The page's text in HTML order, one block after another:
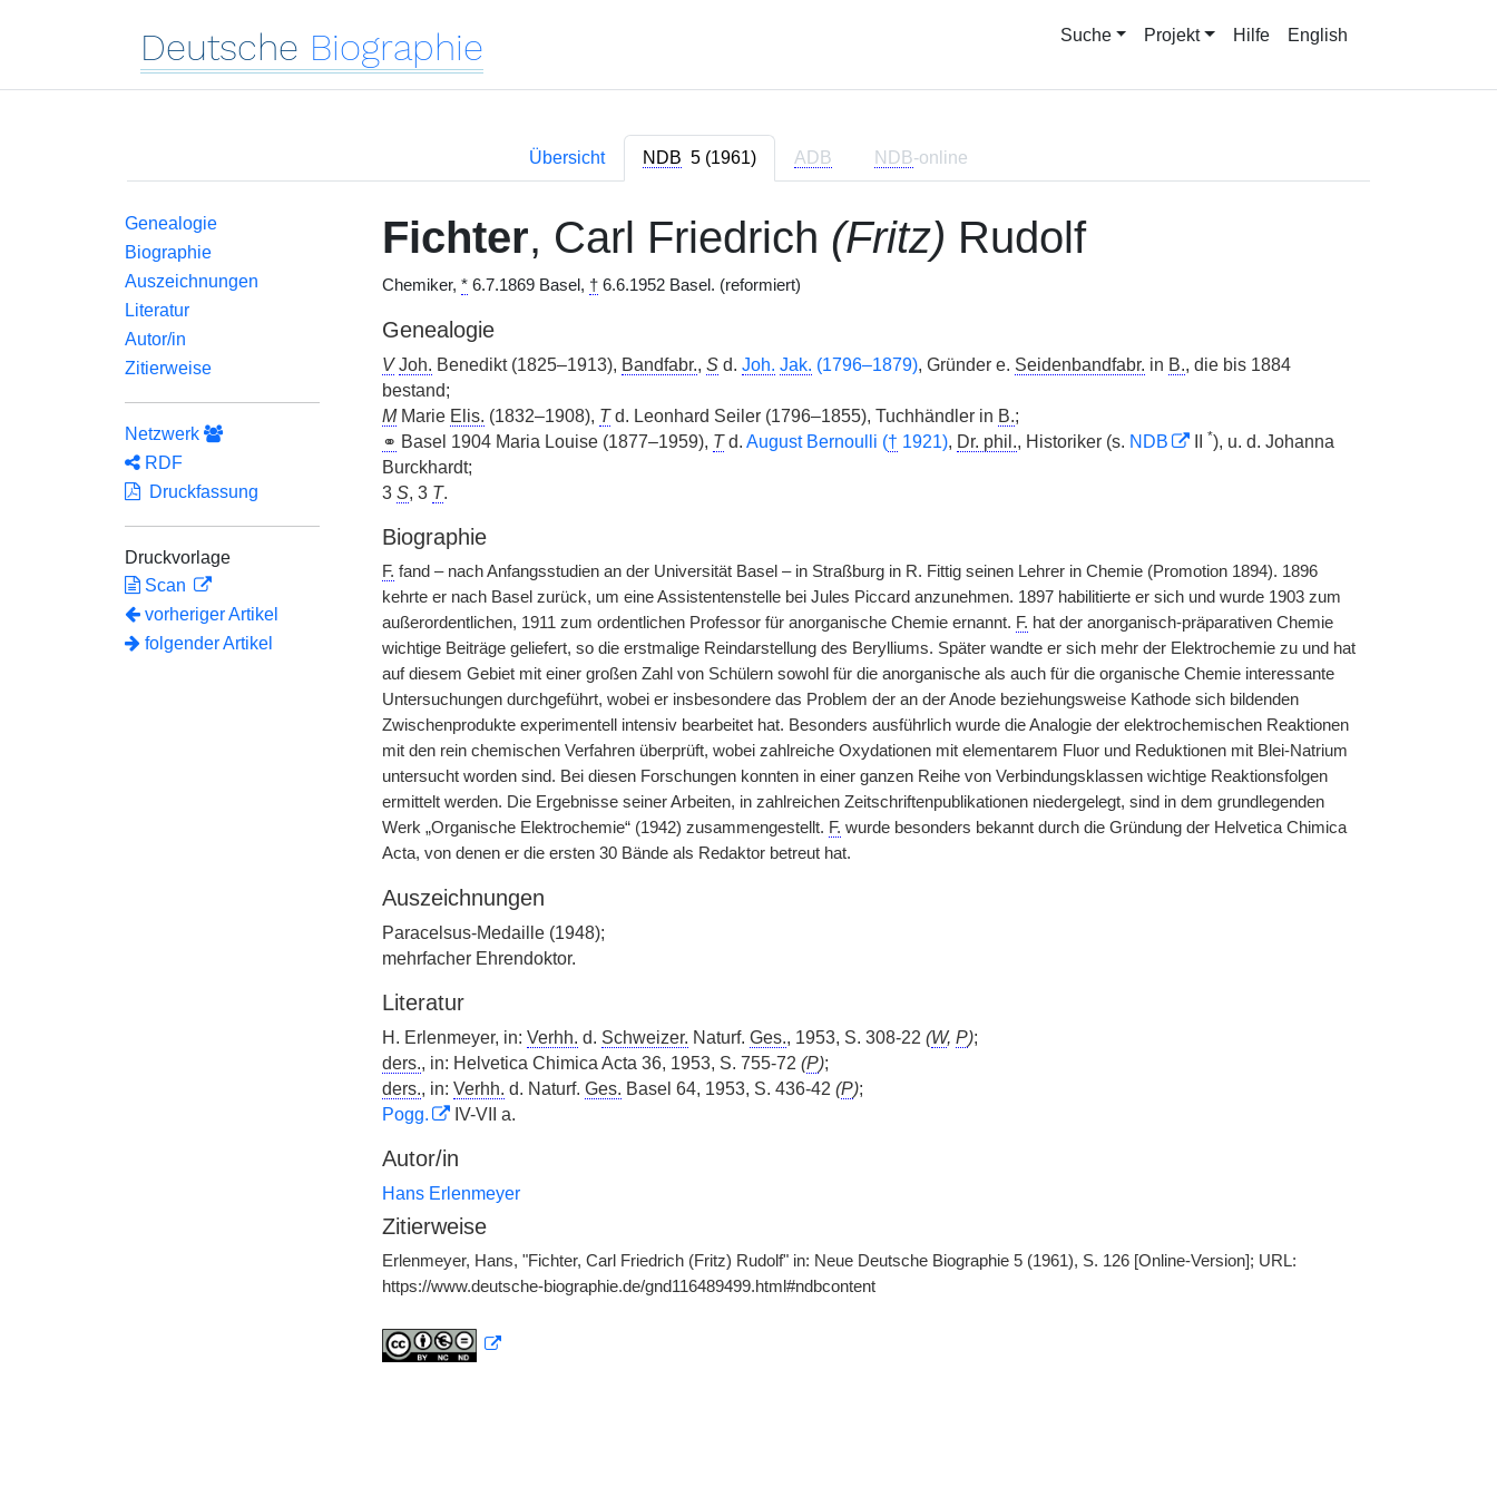
Deutsche Biographie Suche Projekt Hilfe English
Übersicht NDB 5 (1961) ADB NDB-online
Genealogie
Biographie
Auszeichnungen
Literatur
Autor/in
Zitierweise
Netzwerk
RDF
Druckfassung
Druckvorlage
Scan
vorheriger Artikel
folgender Artikel
Fichter, Carl Friedrich (Fritz) Rudolf
Chemiker, *6.7.1869 Basel, †6.6.1952 Basel. (reformiert)
Genealogie
V Joh. Benedikt (1825–1913), Bandfabr., Sd. Joh. Jak. (1796–1879), Gründer e. Seidenbandfabr. in B., die bis 1884
bestand;
MMarie Elis. (1832–1908), Td. Leonhard Seiler (1796–1855), Tuchhändler in B.;
⚭ Basel 1904 Maria Louise (1877–1959), Td. August Bernoulli († 1921), Dr. phil., Historiker (s. NDB II *), u. d. Johanna
Burckhardt;
3 S, 3 T.
Biographie
F. fand – nach Anfangsstudien an der Universität Basel – in Straßburg in R. Fittig seinen Lehrer in Chemie (Promotion 1894). 1896
kehrte er nach Basel zurück, um eine Assistentenstelle bei Jules Piccard anzunehmen. 1897 habilitierte er sich und wurde 1903 zum
außerordentlichen, 1911 zum ordentlichen Professor für anorganische Chemie ernannt. F. hat der anorganisch-präparativen Chemie
wichtige Beiträge geliefert, so die erstmalige Reindarstellung des Berylliums. Später wandte er sich mehr der Elektrochemie zu und hat
auf diesem Gebiet mit einer großen Zahl von Schülern sowohl für die anorganische als auch für die organische Chemie interessante
Untersuchungen durchgeführt, wobei er insbesondere das Problem der an der Anode beziehungsweise Kathode sich bildenden
Zwischenprodukte experimentell intensiv bearbeitet hat. Besonders ausführlich wurde die Analogie der elektrochemischen Reaktionen
mit den rein chemischen Verfahren überprüft, wobei zahlreiche Oxydationen mit elementarem Fluor und Reduktionen mit Blei-Natrium
untersucht worden sind. Bei diesen Forschungen konnten in einer ganzen Reihe von Verbindungsklassen wichtige Reaktionsfolgen
ermittelt werden. Die Ergebnisse seiner Arbeiten, in zahlreichen Zeitschriftenpublikationen niedergelegt, sind in dem grundlegenden
Werk „Organische Elektrochemie“ (1942) zusammengestellt. F. wurde besonders bekannt durch die Gründung der Helvetica Chimica
Acta, von denen er die ersten 30 Bände als Redaktor betreut hat.
Auszeichnungen
Paracelsus-Medaille (1948);
mehrfacher Ehrendoktor.
Literatur
H. Erlenmeyer, in: Verhh. d. Schweizer. Naturf. Ges., 1953, S. 308-22 (W, P);
ders., in: Helvetica Chimica Acta 36, 1953, S. 755-72 (P);
ders., in: Verhh. d. Naturf. Ges. Basel 64, 1953, S. 436-42 (P);
Pogg.
IV-VII a.
Autor/in
Hans Erlenmeyer
Zitierweise
Erlenmeyer, Hans, "Fichter, Carl Friedrich (Fritz) Rudolf" in: Neue Deutsche Biographie 5 (1961), S. 126 [Online-Version]; URL:
https://www.deutsche-biographie.de/gnd116489499.html#ndbcontent